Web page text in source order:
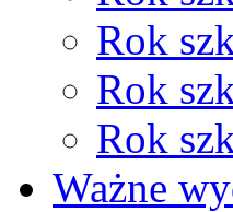
Rok
Rok
Rok
Ważne